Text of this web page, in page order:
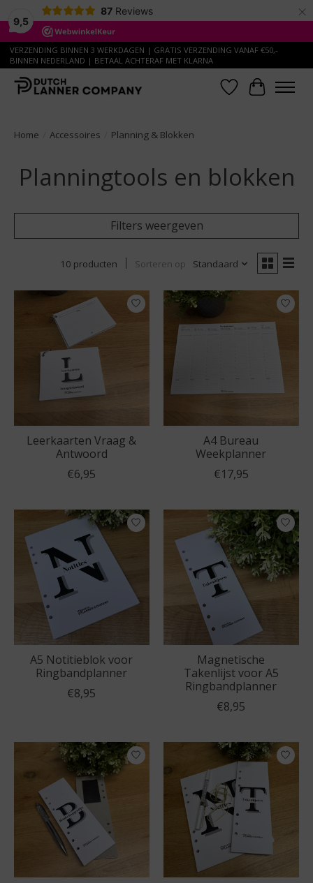
9,5
87 Reviews ×
VERZENDING BINNEN 3 WERKDAGEN | GRATIS VERZENDING VANAF €50,-
BINNEN NEDERLAND | BETAAL ACHTERAF MET KLARNA
Verlanglijst
Home Accessoires Planning & Blokken
Planningtools en blokken
Filters weergeven
10 producten Sorteren op Standaard
Leerkaarten Vraag &
Antwoord
€6,95
A4 Bureau
Weekplanner
€17,95
A5 Notitieblok voor
Ringbandplanner
€8,95
Magnetische
Takenlijst voor A5
Ringbandplanner
€8,95